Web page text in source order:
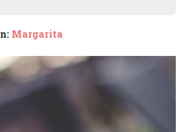
Margarita